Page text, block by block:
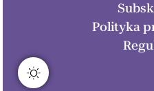
Polityka